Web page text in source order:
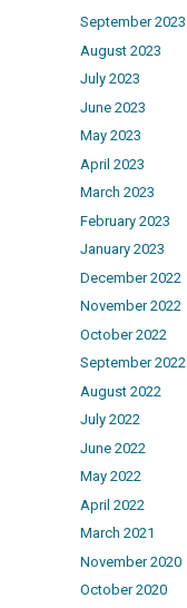
September 2023
August 2023
July 2023
June 2023
May 2023
April 2023
March 2023
February 2023
January 2023
December 2022
November 2022
October 2022
September 2022
August 2022
July 2022
June 2022
May 2022
April 2022
March 2021
November 2020
October 2020